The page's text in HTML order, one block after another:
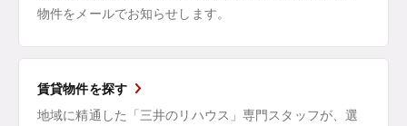
物件をメールでお知らせします。
賃貸物件を探す
地域に精通した「三井のリハウス」専門スタッフが、選